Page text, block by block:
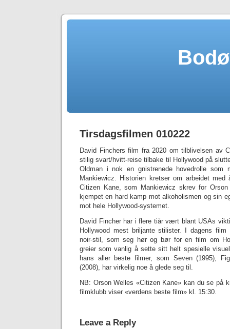
Tirsdagsfilmen 010222
David Finchers film fra 2020 om tilblivelsen av
stilig svart/hvitt-reise tilbake til Hollywood på
Oldman i nok en gnistrenede hovedrolle som
Mankiewicz. Historien kretser om arbeidet
Citizen Kane, som Mankiewicz skrev for
kjempet en hard kamp mot alkoholismen og sin
mot hele Hollywood-systemet.
David Fincher har i flere tiår vært blant USAs
Hollywood mest briljante stilister. I dagens
noir-stil, som seg hør og bør for en film om
greier som vanlig å sette sitt helt spesielle
hans aller beste filmer, som Seven (1995),
(2008), har virkelig noe å glede seg til.
NB: Orson Welles «Citizen Kane» kan du se på
filmklubb viser «verdens beste film» kl. 15:30.
Leave a Reply